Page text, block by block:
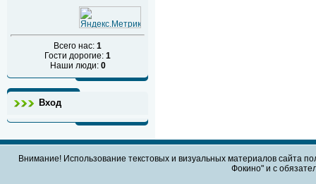
Всего нас: 1
Гости дорогие: 1
Наши люди: 0
Вход
Внимание! Использование текстовых и визуальных материалов сайта
Фокино" и с